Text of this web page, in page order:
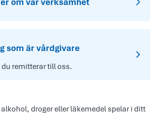
som är vårdgivare
remitterar till oss.
droger eller läkemedel spelar i ditt